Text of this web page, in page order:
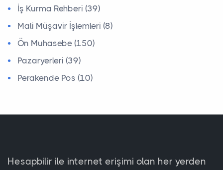
İş Kurma Rehberi (39)
Mali Müşavir İşlemleri (8)
Ön Muhasebe (150)
Pazaryerleri (39)
Perakende Pos (10)
Hesapbilir ile internet erişimi olan her yerden